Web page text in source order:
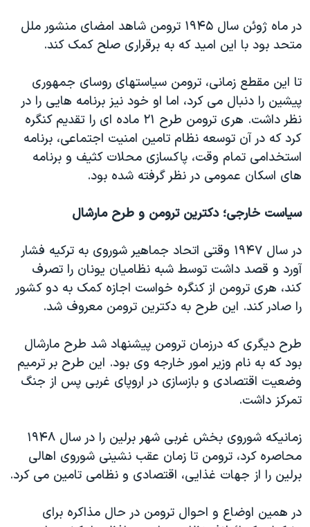
در ماه ژوئن سال ۱۹۴۵ ترومن شاهد امضای منشور ملل
متحد بود با این امید که به برقراری صلح کمک کند.
تا این مقطع زمانی، ترومن سیاستهای روسای جمهوری
پیشین را دنبال می کرد، اما او خود نیز برنامه هایی را در
نظر داشت. هری ترومن طرح ۲۱ ماده ای را تقدیم کنگره
کرد که در آن توسعه نظام تامین امنیت اجتماعی، برنامه
استخدامی تمام وقت، پاکسازی محلات کثیف و برنامه
های اسکان عمومی در نظر گرفته شده بود.
سیاست خارجی؛ دکترین ترومن و طرح مارشال
در سال ۱۹۴۷ وقتی اتحاد جماهیر شوروی به ترکیه فشار
آورد و قصد داشت توسط شبه نظامیان یونان را تصرف
کند، هری ترومن از کنگره خواست اجازه کمک به دو کشور
را صادر کند. این طرح به دکترین ترومن معروف شد.
طرح دیگری که درزمان ترومن پیشنهاد شد طرح مارشال
بود که به نام وزیر امور خارجه وی بود. این طرح بر ترمیم
وضعیت اقتصادی و بازسازی در اروپای غربی پس از جنگ
تمرکز داشت.
زمانیکه شوروی بخش غربی شهر برلین را در سال ۱۹۴۸
محاصره کرد، ترومن تا زمان عقب نشینی شوروی اهالی
برلین را از جهات غذایی، اقتصادی و نظامی تامین می کرد.
در همين اوضاع و احوال ترومن در حال مذاکره برای